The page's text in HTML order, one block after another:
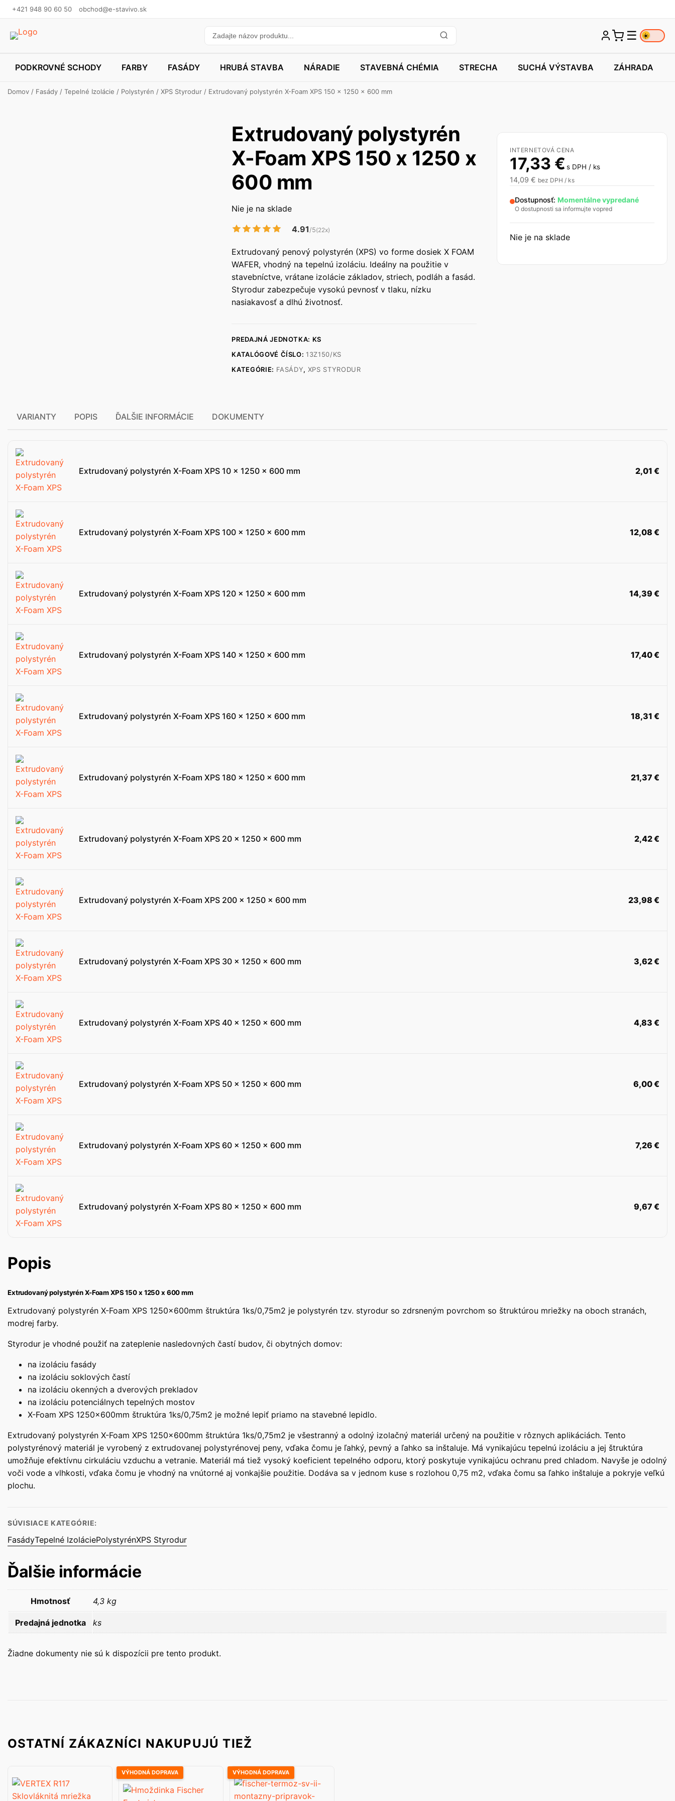
+421 948 90 60 50 obchod@e-stavivo.sk
☰ ☀️
PODKROVNÉ SCHODY FARBY FASÁDY HRUBÁ STAVBA NÁRADIE STAVEBNÁ CHÉMIA STRECHA SUCHÁ VÝSTAVBA ZÁHRADA
Domov / Fasády / Tepelné Izolácie / Polystyrén / XPS Styrodur / Extrudovaný polystyrén X-Foam XPS 150 x 1250 x 600 mm
Extrudovaný polystyrén
X-Foam XPS 150 x 1250 x
600 mm
Nie je na sklade
4.91/5(22x)
Extrudovaný penový polystyrén (XPS) vo forme dosiek X FOAM
WAFER, vhodný na tepelnú izoláciu. Ideálny na použitie v
stavebníctve, vrátane izolácie základov, striech, podláh a fasád.
Styrodur zabezpečuje vysokú pevnosť v tlaku, nízku
nasiakavosť a dlhú životnosť.
PREDAJNÁ JEDNOTKA: KS
KATALÓGOVÉ ČÍSLO:13Z150/KS
KATEGÓRIE: FASÁDY, XPS STYRODUR
INTERNETOVÁ CENA
17,33 € s DPH / ks
14,09 € bez DPH / ks
Dostupnosť: Momentálne vypredané
O dostupnosti sa informujte vopred
Nie je na sklade
VARIANTY POPIS ĎALŠIE INFORMÁCIE DOKUMENTY
Extrudovaný polystyrén X-Foam XPS 10 x 1250 x 600 mm 2,01 €
Extrudovaný polystyrén X-Foam XPS 100 x 1250 x 600 mm 12,08 €
Extrudovaný polystyrén X-Foam XPS 120 x 1250 x 600 mm 14,39 €
Extrudovaný polystyrén X-Foam XPS 140 x 1250 x 600 mm 17,40€
Extrudovaný polystyrén X-Foam XPS 160 x 1250 x 600 mm 18,31 €
Extrudovaný polystyrén X-Foam XPS 180 x 1250 x 600 mm 21,37 €
Extrudovaný polystyrén X-Foam XPS 20 x 1250 x 600 mm 2,42€
Extrudovaný polystyrén X-Foam XPS 200 x 1250 x 600 mm 23,98 €
Extrudovaný polystyrén X-Foam XPS 30 x 1250 x 600 mm 3,62€
Extrudovaný polystyrén X-Foam XPS 40 x 1250 x 600 mm 4,83 €
Extrudovaný polystyrén X-Foam XPS 50 x 1250 x 600 mm 6,00€
Extrudovaný polystyrén X-Foam XPS 60 x 1250 x 600 mm 7,26 €
Extrudovaný polystyrén X-Foam XPS 80 x 1250 x 600 mm 9,67 €
Popis
Extrudovaný polystyrén X-Foam XPS 150 x 1250 x 600 mm
Extrudovaný polystyrén X-Foam XPS 1250x600mm štruktúra 1ks/0,75m2 je polystyrén tzv. styrodur so zdrsneným povrchom so štruktúrou mriežky na oboch stranách,
modrej farby.
Styrodur je vhodné použiť na zateplenie nasledovných častí budov, či obytných domov:
na izoláciu fasády
na izoláciu soklových častí
na izoláciu okenných a dverových prekladov
na izoláciu potenciálnych tepelných mostov
X-Foam XPS 1250x600mm štruktúra 1ks/0,75m2 je možné lepiť priamo na stavebné lepidlo.
Extrudovaný polystyrén X-Foam XPS 1250x600mm štruktúra 1ks/0,75m2 je všestranný a odolný izolačný materiál určený na použitie v rôznych aplikáciách. Tento
polystyrénový materiál je vyrobený z extrudovanej polystyrénovej peny, vďaka čomu je ľahký, pevný a ľahko sa inštaluje. Má vynikajúcu tepelnú izoláciu a jej štruktúra
umožňuje efektívnu cirkuláciu vzduchu a vetranie. Materiál má tiež vysoký koeficient tepelného odporu, ktorý poskytuje vynikajúcu ochranu pred chladom. Navyše je odolný
voči vode a vlhkosti, vďaka čomu je vhodný na vnútorné aj vonkajšie použitie. Dodáva sa v jednom kuse s rozlohou 0,75 m2, vďaka čomu sa ľahko inštaluje a pokryje veľkú
plochu.
SÚVISIACE KATEGÓRIE:
FasádyTepelné IzoláciePolystyrénXPS Styrodur
Ďalšie informácie
Hmotnosť 4,3 kg
Predajná jednotka ks
Žiadne dokumenty nie sú k dispozícii pre tento produkt.
OSTATNÍ ZÁKAZNÍCI NAKUPUJÚ TIEŽ
VÝHODNÁ DOPRAVA VÝHODNÁ DOPRAVA